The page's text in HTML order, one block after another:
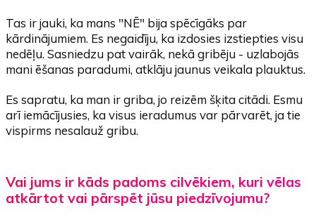
Tas ir jauki, ka mans "NĒ" bija spēcīgāks par
kārdinājumiem. Es negaidīju, ka izdosies izstiepties visu
nedēļu. Sasniedzu pat vairāk, nekā gribēju - uzlabojās
mani ēšanas paradumi, atklāju jaunus veikala plauktus.
Es sapratu, ka man ir griba, jo reizēm šķita citādi. Esmu
arī iemācījusies, ka visus ieradumus var pārvarēt, ja tie
vispirms nesalauž gribu.
Vai jums ir kāds padoms cilvēkiem, kuri vēlas
atkārtot vai pārspēt jūsu piedzīvojumu?